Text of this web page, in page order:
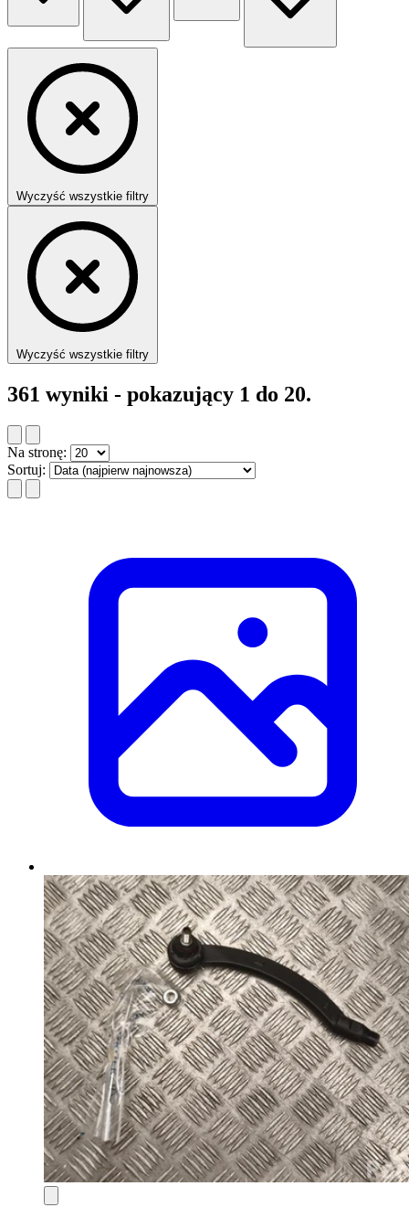
Wyczyść wszystkie filtry
Wyczyść wszystkie filtry
361 wyniki - pokazujący 1 do 20.
Na stronę:
Sortuj: